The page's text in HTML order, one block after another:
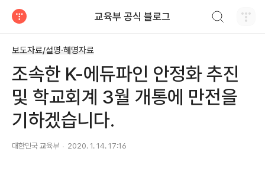
교육부 공식 블로그
보도자료/설명·해명자료
조속한 K-에듀파인 안정화 추진
및 학교회계 3월 개통에 만전을
기하겠습니다.
대한민국 교육부 2020. 1. 14. 17:16